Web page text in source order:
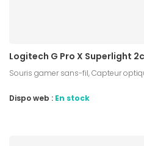
Logitech G Pro X Superlight
Souris gamer sans-fil, Capteur
Dispo web : En stock